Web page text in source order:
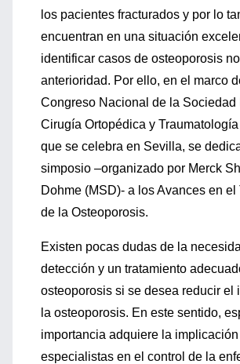
los pacientes fracturados y por lo
encuentran en una situación
identificar casos de osteoporosis
anterioridad. Por ello, en el marco
Congreso Nacional de la Sociedad
Cirugía Ortopédica y
que se celebra en Sevilla, se
simposio –organizado por Merck
Dohme (MSD)- a los Avances en el
de la Osteoporosis.
Existen pocas dudas de la
detección y un tratamiento
osteoporosis si se desea reducir el
la osteoporosis. En este sentido,
importancia adquiere la
especialistas en el control de la